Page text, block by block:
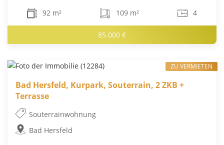
92 m² 109 m² 4
85.000 €
Bad Hersfeld, Kurpark, Souterrain, 2 ZKB +
Terrasse
Souterrainwohnung
Bad Hersfeld
ZU VERMIETEN